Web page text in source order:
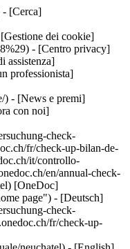
[Cerca]
dei cookie]
- [Centro privacy]
assistenza]
professionista]
) - [News e premi]
con noi]
check-
fr/check-up-bilan-de-
it/controllo-
en/annual-check-
[OneDoc]
page") - [Deutsch]
check-
fr/check-up-